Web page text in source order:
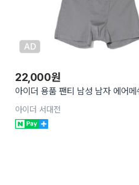
22,000원
아이더 용품 팬티 남성 남자 에어메
아웃밴드 드로즈 2SET
아이더 서대전